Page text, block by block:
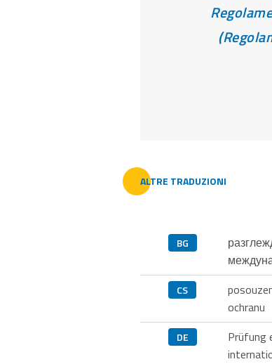
ALTRE TRADUZIONI
BG
CS
ochranu
DE
Prüfung